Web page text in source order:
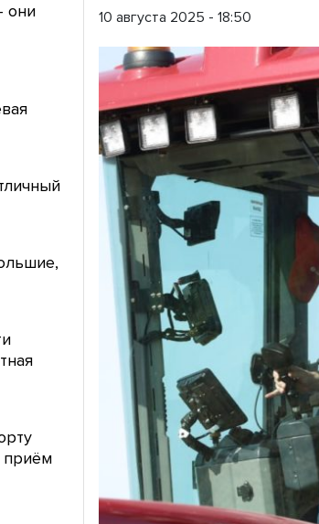
10 августа 2025 - 18:50
они
приём